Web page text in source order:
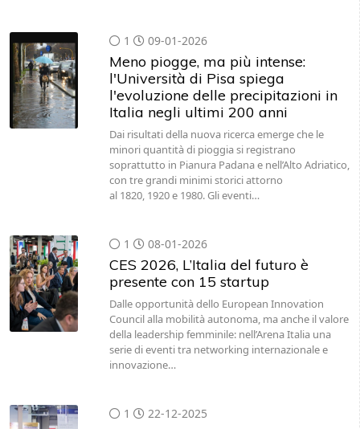
1 09-01-2026
Meno piogge, ma più intense:
l'Università di Pisa spiega
l'evoluzione delle precipitazioni in
Italia negli ultimi 200 anni
Dai risultati della nuova ricerca emerge che le
minori quantità di pioggia si registrano
soprattutto in Pianura Padana e nell’Alto Adriatico,
con tre grandi minimi storici attorno
al 1820, 1920 e 1980. Gli eventi…
1 08-01-2026
CES 2026, L’Italia del futuro è
presente con 15 startup
Dalle opportunità dello European Innovation
Council alla mobilità autonoma, ma anche il valore
della leadership femminile: nell’Arena Italia una
serie di eventi tra networking internazionale e
innovazione…
1 22-12-2025